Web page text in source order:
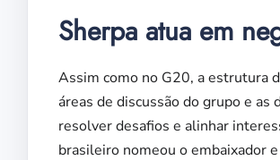
Sherpa atua em
Assim como no G20, a estrutura
áreas de discussão do grupo e
resolver desafios e alinhar
brasileiro nomeou o embaixador